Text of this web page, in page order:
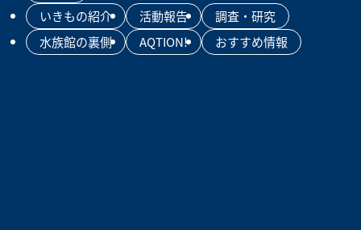
いきもの紹介
活動報告
調査・研究
水族館の裏側
AQTION! おすすめ情報